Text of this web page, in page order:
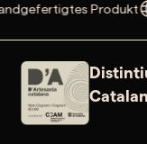
Produkt